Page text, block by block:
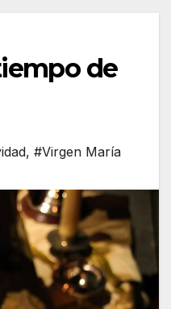
de
, #Virgen María